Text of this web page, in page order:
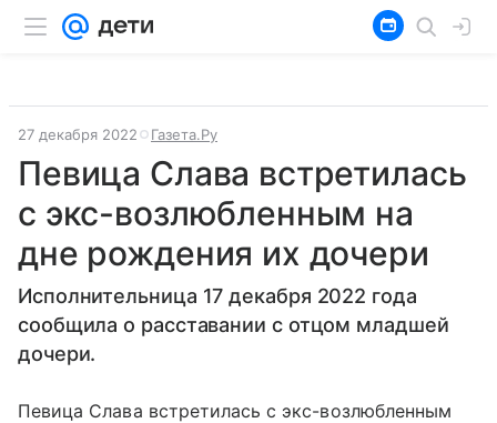
27 декабря 2022 Газета.Ру
Певица Слава встретилась
с экс-возлюбленным на
дне рождения их дочери
Исполнительница 17 декабря 2022 года
сообщила о расставании с отцом младшей
дочери.
Певица Слава встретилась с экс-возлюбленным